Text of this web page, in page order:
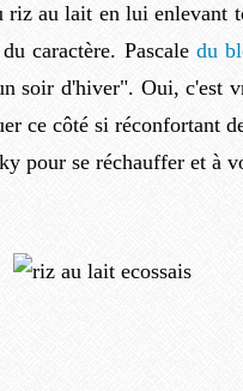
au lait en lui enlevant
caractère. Pascale du
soir d'hiver". Oui, c'est
ce côté si réconfortant
pour se réchauffer et à